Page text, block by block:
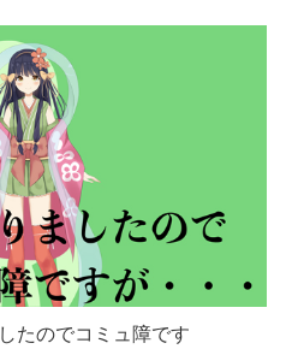
たのでコミュ障です